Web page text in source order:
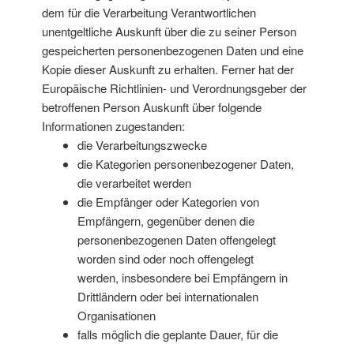
dem für die Verarbeitung Verantwortlichen
unentgeltliche Auskunft über die zu seiner Person
gespeicherten personenbezogenen Daten und eine
Kopie dieser Auskunft zu erhalten. Ferner hat der
Europäische Richtlinien- und Verordnungsgeber der
betroffenen Person Auskunft über folgende
Informationen zugestanden:
die Verarbeitungszwecke
die Kategorien personenbezogener Daten,
die verarbeitet werden
die Empfänger oder Kategorien von
Empfängern, gegenüber denen die
personenbezogenen Daten offengelegt
worden sind oder noch offengelegt
werden, insbesondere bei Empfängern in
Drittländern oder bei internationalen
Organisationen
falls möglich die geplante Dauer, für die